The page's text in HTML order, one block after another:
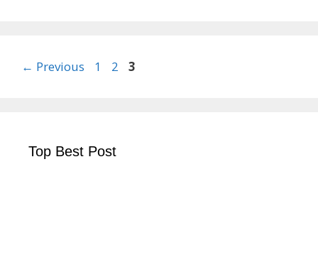
← Previous Page
1 Page
2 Page
3
Top Best Post